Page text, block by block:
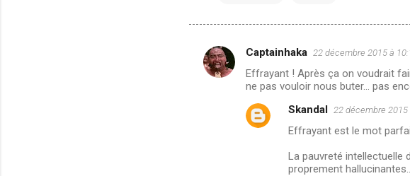
C
o
Captainhaka 22 décembre 2015 à
Effrayant ! Après ça on voudrait
ne pas vouloir nous buter... pas
Skandal 22 décembre 2015
Effrayant est le mot
La pauvreté intellectuelle
proprement